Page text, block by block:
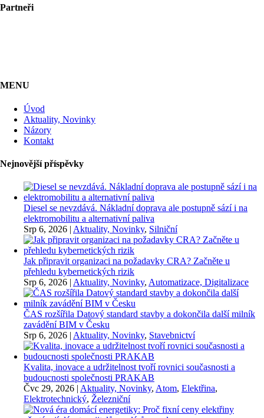
Partneři
MENU
Úvod
Aktuality, Novinky
Názory
Kontakt
Nejnovější příspěvky
Diesel se nevzdává. Nákladní doprava ale postupně sází i na
elektromobilitu a alternativní paliva
Srp 6, 2026 | Aktuality, Novinky, Silniční
Jak připravit organizaci na požadavky CRA? Začněte u
přehledu kybernetických rizik
Srp 6, 2026 | Aktuality, Novinky, Automatizace, Digitalizace
ČAS rozšířila Datový standard stavby a dokončila další milník
zavádění BIM v Česku
Srp 6, 2026 | Aktuality, Novinky, Stavebnictví
Kvalita, inovace a udržitelnost tvoří rovnici současnosti a
budoucnosti společnosti PRAKAB
Čvc 29, 2026 | Aktuality, Novinky, Atom, Elektřina,
Elektrotechnický, Železniční